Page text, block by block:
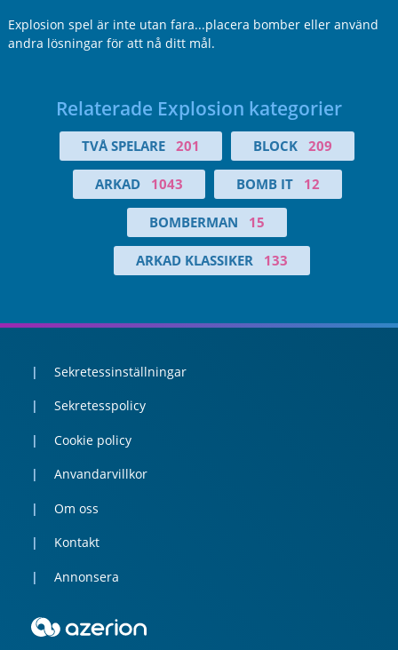
Explosion spel är inte utan fara...placera bomber eller använd
andra lösningar för att nå ditt mål.
Relaterade Explosion kategorier
TVÅ SPELARE 201 BLOCK 209
ARKAD 1043 BOMB IT 12
BOMBERMAN 15
ARKAD KLASSIKER 133
Sekretessinställningar
Sekretesspolicy
Cookie policy
Anvandarvillkor
Om oss
Kontakt
Annonsera